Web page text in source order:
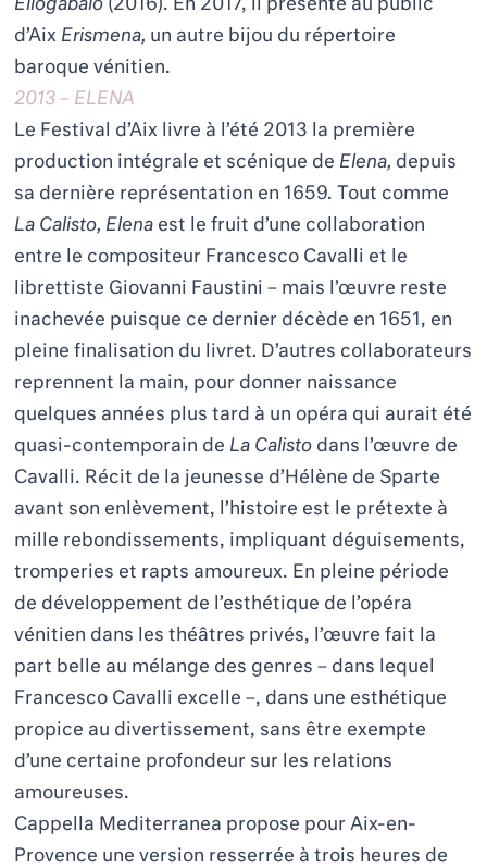
Eliogabalo (2016). En 2017, il présente au public
d’Aix Erismena, un autre bijou du répertoire
baroque vénitien.
2013 – ELENA
Le Festival d’Aix livre à l’été 2013 la première
production intégrale et scénique de Elena, depuis
sa dernière représentation en 1659. Tout comme
La Calisto, Elena est le fruit d’une collaboration
entre le compositeur Francesco Cavalli et le
librettiste Giovanni Faustini – mais l’œuvre reste
inachevée puisque ce dernier décède en 1651, en
pleine finalisation du livret. D’autres collaborateurs
reprennent la main, pour donner naissance
quelques années plus tard à un opéra qui aurait été
quasi-contemporain de La Calisto dans l’œuvre de
Cavalli. Récit de la jeunesse d’Hélène de Sparte
avant son enlèvement, l’histoire est le prétexte à
mille rebondissements, impliquant déguisements,
tromperies et rapts amoureux. En pleine période
de développement de l’esthétique de l’opéra
vénitien dans les théâtres privés, l’œuvre fait la
part belle au mélange des genres – dans lequel
Francesco Cavalli excelle –, dans une esthétique
propice au divertissement, sans être exempte
d’une certaine profondeur sur les relations
amoureuses.
Cappella Mediterranea propose pour Aix-en-
Provence une version resserrée à trois heures de